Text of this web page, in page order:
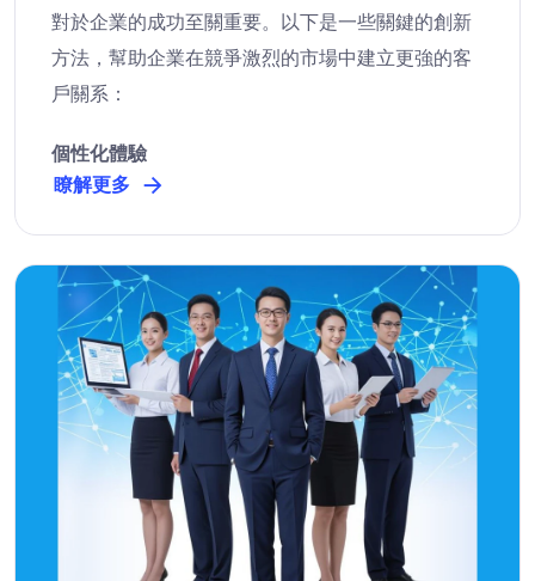
對於企業的成功至關重要。以下是一些關鍵的創新
方法，幫助企業在競爭激烈的市場中建立更強的客
戶關系：
個性化體驗
瞭解更多